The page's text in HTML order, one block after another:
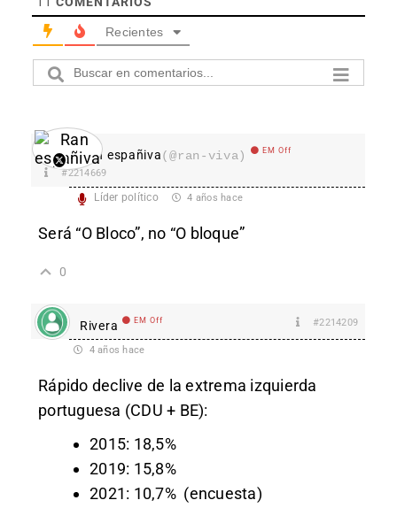
Recientes
Ran españiva(@ran-viva) EM Off
#2214669
Líder político 4 años hace
Será “O Bloco”, no “O bloque”
0
Rivera EM Off #2214209
4 años hace
Rápido declive de la extrema izquierda
portuguesa (CDU + BE):
2015: 18,5%
2019: 15,8%
2021: 10,7% (encuesta)